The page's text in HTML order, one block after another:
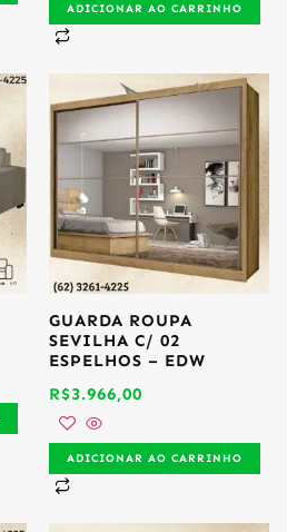
ADICIONAR AO CARRINHO
GUARDA ROUPA
SEVILHA C/ 02
ESPELHOS – EDW
R$3.966,00
ADICIONAR AO CARRINHO